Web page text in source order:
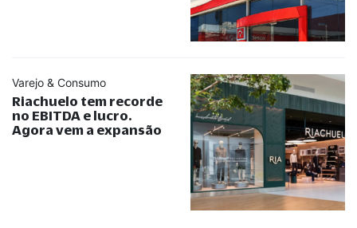
Varejo & Consumo
Riachuelo tem recorde
no EBITDA e lucro.
Agora vem a expansão